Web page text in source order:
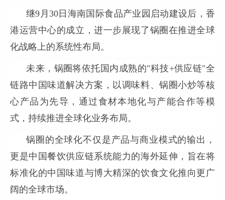
继9月30日海南国际食品产业园启动建设后，香
港运营中心的成立，进一步展现了锅圈在推进全球
化战略上的系统性布局。
未来，锅圈将依托国内成熟的"科技+供应链"全
链路中国味道解决方案，以调味料、锅圈小炒等核
心产品为先导，通过食材本地化与产能合作等模
式，持续推进全球化业务布局。
锅圈的全球化不仅是产品与商业模式的输出，
更是中国餐饮供应链系统能力的海外延伸，旨在将
标准化的中国味道与博大精深的饮食文化推向更广
阔的全球市场。